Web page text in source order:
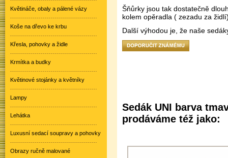
Šňůrky jsou tak dostatečně
kolem opěradla ( zezadu za
Další výhodou je, že naše
Sedák UNI barva
prodáváme též jako:
Květináče, obaly a pálené vázy
Koše na dřevo ke krbu
Křesla, pohovky a židle
Krmítka a budky
Květinové stojánky a květníky
Lampy
Lehátka
Luxusní sedací soupravy a pohovky
Obrazy ručně malované